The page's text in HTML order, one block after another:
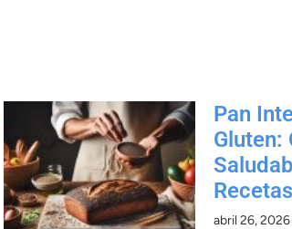
Pan
Gluten:
Recetas
abril 26, 2026